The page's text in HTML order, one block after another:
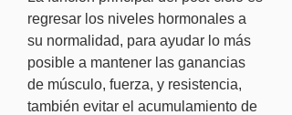
regresar los niveles hormonales a
su normalidad, para ayudar lo más
posible a mantener las ganancias
de músculo, fuerza, y resistencia,
también evitar el acumulamiento de